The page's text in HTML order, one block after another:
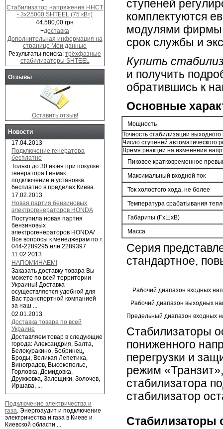
ступеней
комплектуются
модулями фирмы
срок службы и
Купить
и получить
обратившись к
Основные
Мощность
Точность стабилизации
Число ступеней автоматического
Время реакции на изменения
Пиковое кратковременное
Максимальный входной ток
Ток холостого хода, не более
Температура срабатывания
Габариты (ГхШхВ)
Масса
Серия
стандартное,
Рабочий диапазон входных
Рабочий диапазон выходных
Предельный диапазон входных
Стабилизаторы
пониженного
перегрузки и
режим
стабилизатора
стабилизатор
Стабилизаторы
Стабилизатор напряжения ННСТ
- 3х25000 SHTEEL (75 кВт)
44.580,00 грн
+доставка
Дополнительная информация на
странице Мои данные
Результаты поиска: трёхфазные
стабилизаторы SHTEEL
Отзывы
Оставить отзыв!
Новости
17.04.2013
Подключение генератора
бесплатно
Только до 30 июня при покупке
генератора Генмак
подключение и установка
бесплатно в пределах Киева.
17.02.2013
Новая партия бензиновых
электрогенераторов HONDA
Поступила новая партия
бензиновых
электрогенераторов HONDA/
Все вопросы к менеджерам по т.
044-2289295 или 2289397
11.02.2013
НАПОМИНАЕМ!
Заказать доставку товара Вы
можете по всей территории
Украины! Доставка
осуществляется удобной для
Вас транспортной компанией
за наш ...
02.01.2013
Доставка товара по всей
Украине
Доставляем товар в следующие
города: Александрия, Балта,
Белокуракино, Бобринец,
Броды, Великая Лепетиха,
Виноградов, Высокополье,
Горловка, Демидовка,
Дружковка, Залещики, Золочев,
Иршава, ...
Подключение электричества и
газа. Энергоаудит и подключение
электричества и газа в Киеве и
Киевской области ...